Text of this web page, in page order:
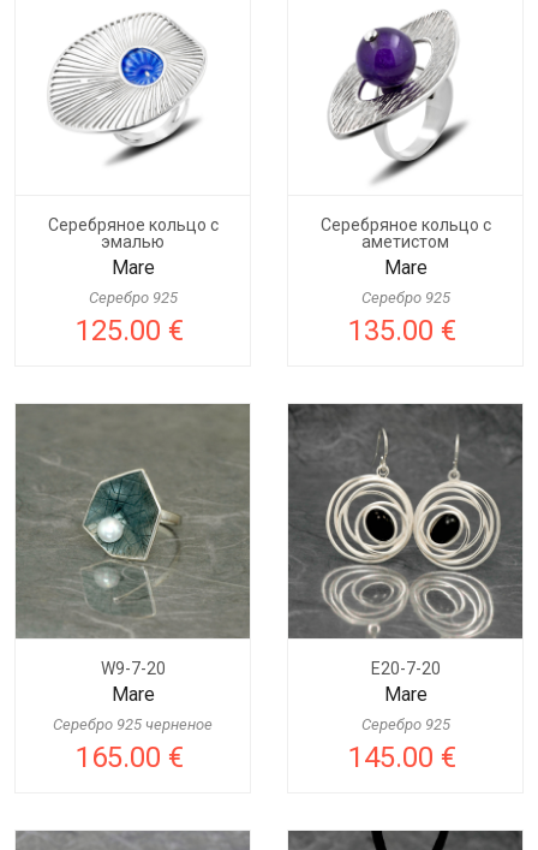
Серебряное кольцо с
эмалью
Mare
Серебро 925
125.00 €
Cеребряное кольцо с
аметистом
Mare
Серебро 925
135.00 €
W9-7-20
Mare
Серебро 925 черненое
165.00 €
E20-7-20
Mare
Серебро 925
145.00 €